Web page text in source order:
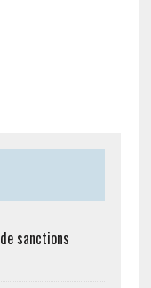
sanctions